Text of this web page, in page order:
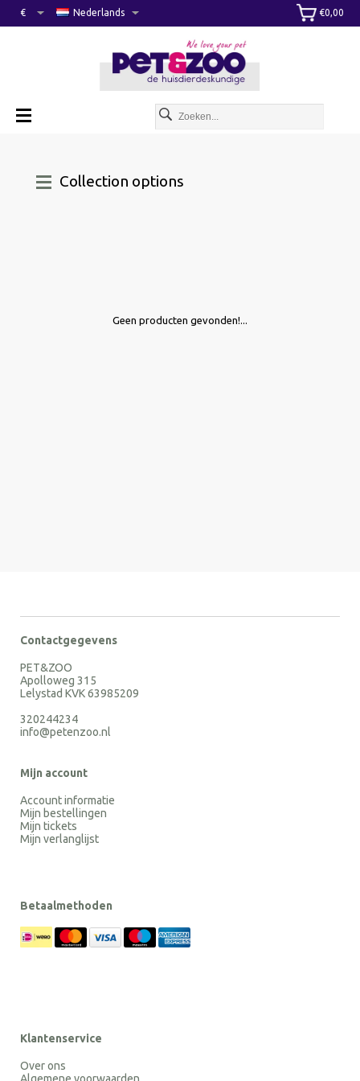
€0,00
Nederlands
€
Collection options
Geen producten gevonden!...
Contactgegevens
PET&ZOO
Apolloweg 315
Lelystad KVK 63985209
320244234
info@petenzoo.nl
Mijn account
Account informatie
Mijn bestellingen
Mijn tickets
Mijn verlanglijst
Betaalmethoden
Klantenservice
Over ons